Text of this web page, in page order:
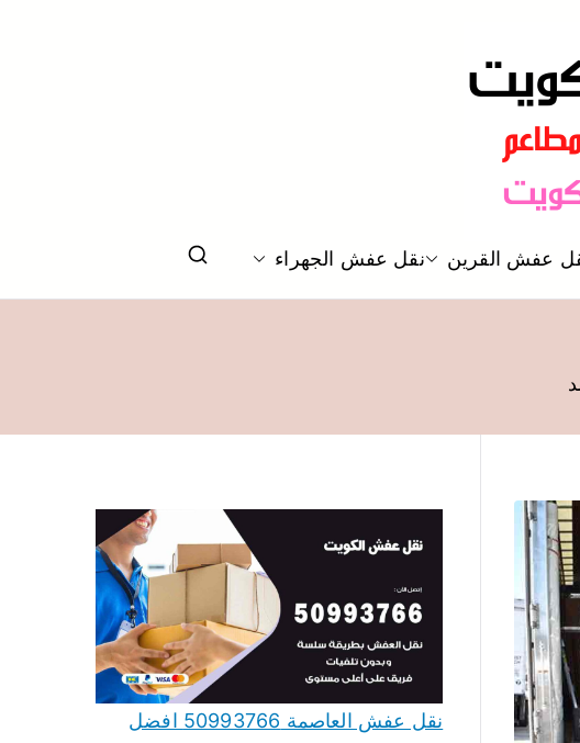
عفش القرين نقل عفش الجهراء
نقل عفش العاصمة 50993766 افضل